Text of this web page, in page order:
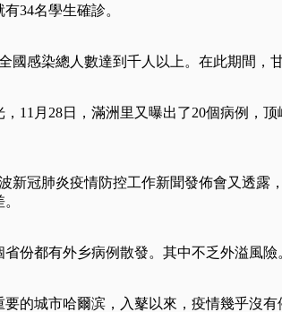
34名學生確診。
國感染總人數達到千人以上。在此期間
11月28日，滿洲里又曝出了20個病例
新冠肺炎疫情防控工作新聞發佈會又透
份都有外乡病例散發。其中不乏外溢風險
的城市哈爾滨，入鼕以來，疫情幾乎沒有